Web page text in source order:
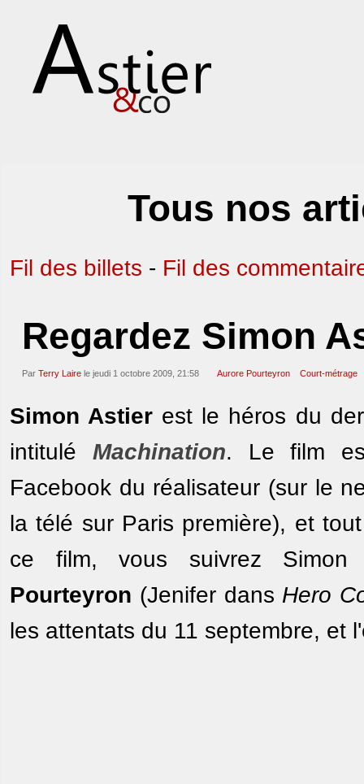
Tous nos
Fil des billets - Fil des
Regardez Simon
Par Terry Laire le jeudi 1 octobre 2009, 21:58 Aurore Pourteyron Court-métrage
Simon Astier est le héros du
intitulé Machination. Le film
Facebook du réalisateur (sur le
la télé sur Paris première), et
ce film, vous suivrez Simon
Pourteyron (Jenifer dans Hero
les attentats du 11 septembre, et